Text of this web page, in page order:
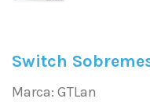
Switch
Marca: GTLan